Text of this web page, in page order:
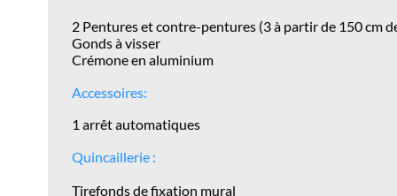
2 Pentures et contre-pentures (3 à partir de 150 cm
Gonds à visser
Crémone en aluminium
Accessoires:
1 arrêt automatiques
Quincaillerie :
Tirefonds de fixation mural